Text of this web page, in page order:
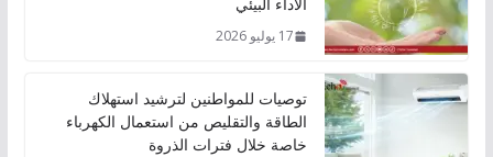
17 يوليو 2026
توصيات للمواطنين لترشيد استهلاك
الطاقة والتقليص من استعمال الكهرباء
خاصة خلال فترات الذروة